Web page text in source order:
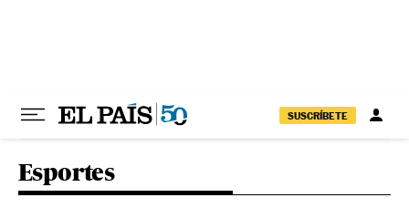
SUSCRÍBETE
Esportes